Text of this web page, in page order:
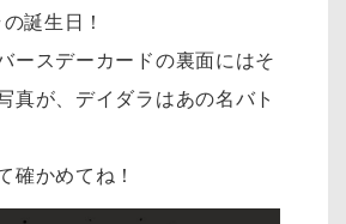
誕生日！
ースデーカードの裏面にはそ
真が、 デイダラはあの名バト
確かめてね！